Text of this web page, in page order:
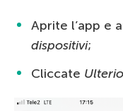
Aprite l’app e
dispositivi;
Cliccate